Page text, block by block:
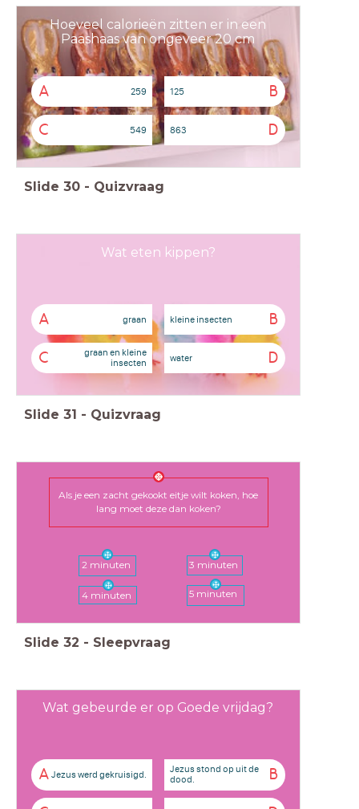
Hoeveel calorieën zitten er in een
Paashaas van ongeveer 20 cm
A 259 B
125
C 549 D
863
Slide 30 - Quizvraag
Wat eten kippen?
A graan B
kleine insecten
C
graan en kleine
insecten
D
water
Slide 31 - Quizvraag
Als je een zacht gekookt eitje wilt koken, hoe
lang moet deze dan koken?
2 minuten 3 minuten
4 minuten 5 minuten
Slide 32 - Sleepvraag
Wat gebeurde er op Goede vrijdag?
A Jezus werd gekruisigd. B
Jezus stond op uit de
dood.